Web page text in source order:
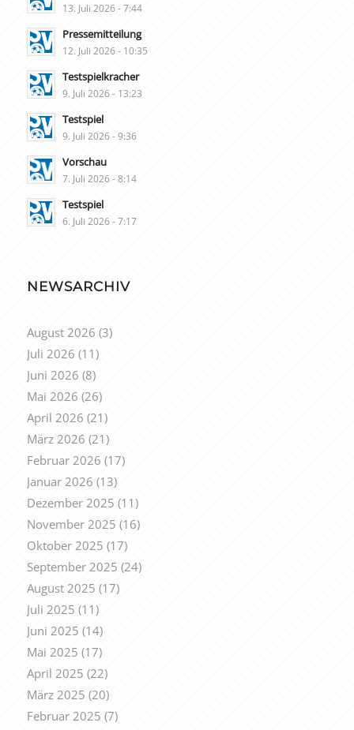
13. Juli 2026 - 7:44
Pressemitteilung
12. Juli 2026 - 10:35
Testspielkracher
9. Juli 2026 - 13:23
Testspiel
9. Juli 2026 - 9:36
Vorschau
7. Juli 2026 - 8:14
Testspiel
6. Juli 2026 - 7:17
NEWSARCHIV
August 2026 (3)
Juli 2026 (11)
Juni 2026 (8)
Mai 2026 (26)
April 2026 (21)
März 2026 (21)
Februar 2026 (17)
Januar 2026 (13)
Dezember 2025 (11)
November 2025 (16)
Oktober 2025 (17)
September 2025 (24)
August 2025 (17)
Juli 2025 (11)
Juni 2025 (14)
Mai 2025 (17)
April 2025 (22)
März 2025 (20)
Februar 2025 (7)